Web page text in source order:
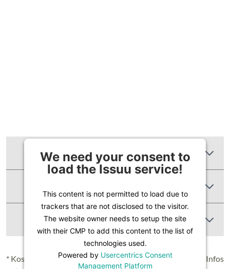
We need your consent to
load the Issuu service!
This content is not permitted to load due to
trackers that are not disclosed to the visitor.
The website owner needs to setup the site
with their CMP to add this content to the list of
technologies used.
Powered by Usercentrics Consent
Management Platform
Zusätzliche Informationen
Abbildung Ähnlich
* Kostenloser Versand in Deutschland (Festland), nähere Infos